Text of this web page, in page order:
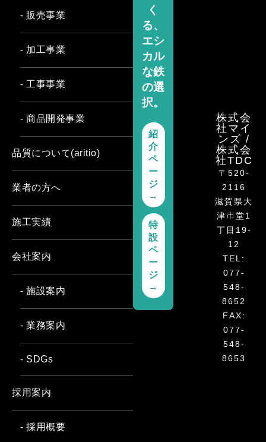
株式会
社マイ
ンズ /
株式会
社TDC
〒520-
2116
滋賀県大
津市堂1
丁目19-
12
TEL:
077-
548-
8652
FAX:
077-
548-
8653
く
る、
エシ
カル
な鉄
の選
択。
紹
介
ペ
ー
ジ
→
特
設
ペ
ー
ジ
→
- 販売事業
- 加工事業
- 工事事業
- 商品開発事業
品質について(aritio)
業者の方へ
施工実績
会社案内
- 施設案内
- 業務案内
- SDGs
採用案内
- 採用概要